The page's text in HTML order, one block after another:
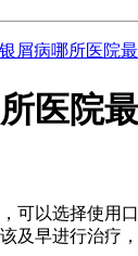
屑病哪所医院最
医院
以选择使
早进行治疗